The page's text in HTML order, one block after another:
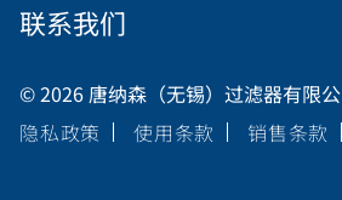
联系我们
© 2026 唐纳森（无锡）过滤器有限
隐私政策
使用条款 销售条款